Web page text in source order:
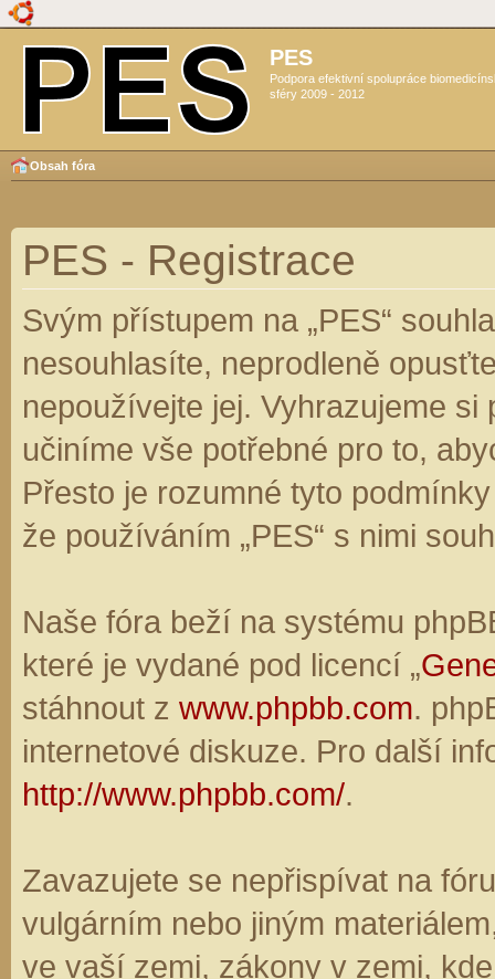
PES
Podpora efektivní spolupráce
sféry 2009 - 2012
Obsah fóra
PES - Registrace
Svým přístupem na „PES“
nesouhlasíte, neprodleně
nepoužívejte jej. Vyhrazujeme
učiníme vše potřebné pro to,
Přesto je rozumné tyto
že používáním „PES“ s nimi
Naše fóra beží na systému
které je vydané pod licencí „
stáhnout z www.phpbb.com.
internetové diskuze. Pro další
http://www.phpbb.com/.
Zavazujete se nepřispívat na
vulgárním nebo jiným
ve vaší zemi, zákony v zemi,